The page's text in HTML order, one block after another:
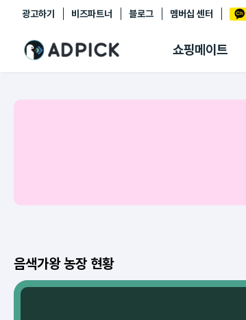
광고하기 비즈파트너 블로그 멤버십 센터
쇼핑메이트
추천상품
쇼핑 에이전트
링크관리
음색가왕 농장 현황